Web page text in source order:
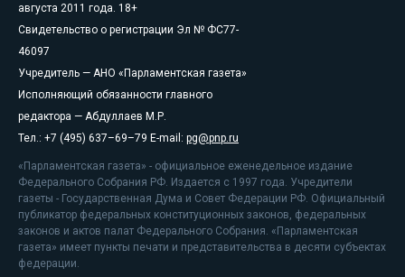
августа 2011 года. 18+
Свидетельство о регистрации Эл № ФС77-
46097
Учредитель — АНО «Парламентская газета»
Исполняющий обязанности главного
редактора — Абдуллаев М.Р.
Тел.: +7 (495) 637–69–79 E-mail: pg@pnp.ru
«Парламентская газета» - официальное еженедельное издание
Федерального Собрания РФ. Издается с 1997 года. Учредители
газеты - Государственная Дума и Совет Федерации РФ. Официальный
публикатор федеральных конституционных законов, федеральных
законов и актов палат Федерального Собрания. «Парламентская
газета» имеет пункты печати и представительства в десяти субъектах
федерации.